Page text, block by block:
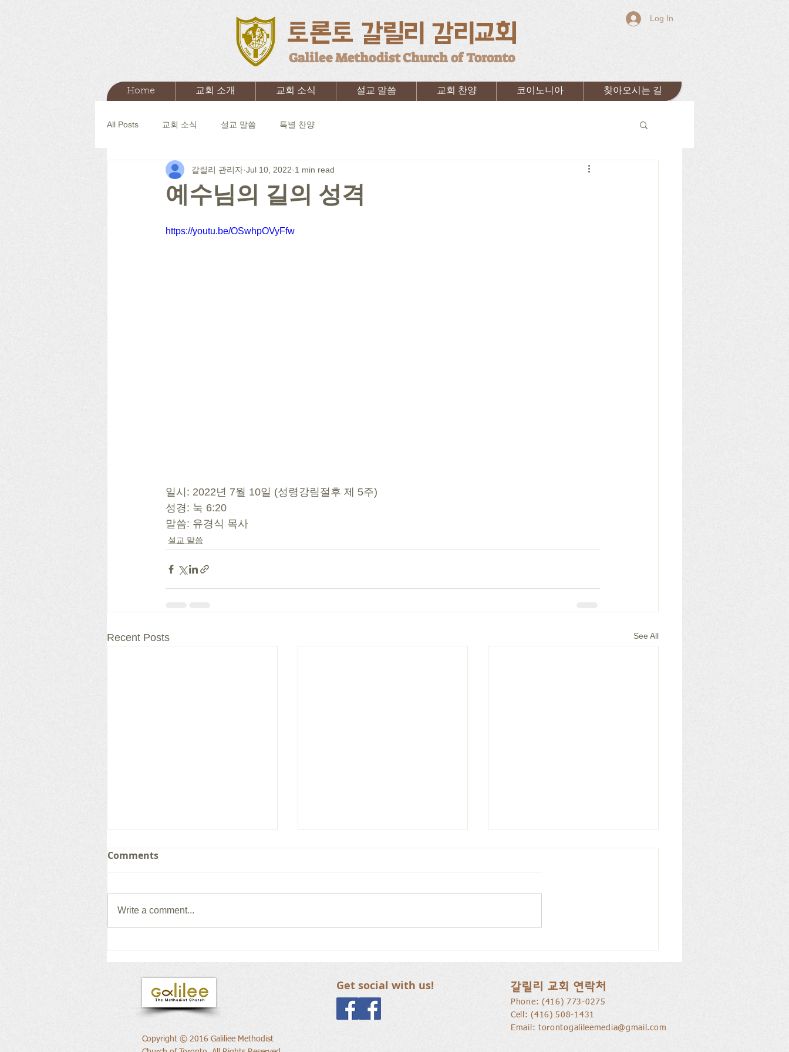
토론토 갈릴리 감리교회
Galilee Methodist Church of Toronto
Log In
Home 교회 소개 교회 소식 설교 말씀 교회 찬양 코이노니아 찾아오시는 길
All Posts 교회 소식 설교 말씀 특별 찬양
예수님의 길의 성격
갈릴리 관리자 Jul 10, 2022 1 min read
https://youtu.be/OSwhpOVyFfw
일시: 2022년 7월 10일 (성령강림절후 제 5주)
성경: 눅 6:20
말씀: 유경식 목사
설교 말씀
Recent Posts See All
새로운 권위의 삶으로
새로운 가치를 세워가는 신앙
공동체
Comments
Write a comment...
Copyright © 2016 Galiliee Methodist
Get social with us! 갈릴리 교회 연락처
Phone: ​(416) 773-0275
Cell: (416) 508-1431
Email: torontogalileemedia@gmail.com